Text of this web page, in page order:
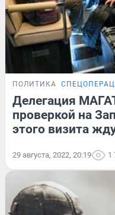
ПОЛИТИКА
Делегация
проверкой на
этого визита
29 августа, 2022, 20:19 1